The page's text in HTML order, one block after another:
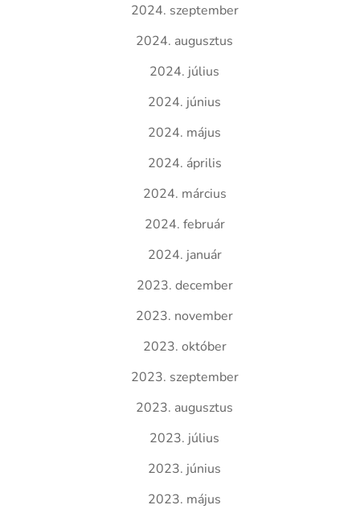
2024. szeptember
2024. augusztus
2024. július
2024. június
2024. május
2024. április
2024. március
2024. február
2024. január
2023. december
2023. november
2023. október
2023. szeptember
2023. augusztus
2023. július
2023. június
2023. május